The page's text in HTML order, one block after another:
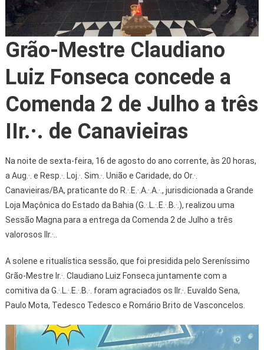
Grão-Mestre Claudiano
Luiz Fonseca concede a
Comenda 2 de Julho a três
IIr.·. de Canavieiras
Na noite de sexta-feira, 16 de agosto do ano corrente, às 20 horas,
a Aug.·. e Resp.·. Loj.·. Sim.·. União e Caridade, do Or.·.
Canavieiras/BA, praticante do R.·.E.·.A.·.A.·., jurisdicionada a Grande
Loja Maçônica do Estado da Bahia (G.·.L.·.E.·.B.·.), realizou uma
Sessão Magna para a entrega da Comenda 2 de Julho a três
valorosos IIr.·..
A solene e ritualística sessão, que foi presidida pelo Sereníssimo
Grão-Mestre Ir.·. Claudiano Luiz Fonseca juntamente com a
comitiva da G.·.L.·.E.·.B.·. foram agraciados os IIr.·. Euvaldo Sena,
Paulo Mota, Tedesco Tedesco e Romário Brito de Vasconcelos.